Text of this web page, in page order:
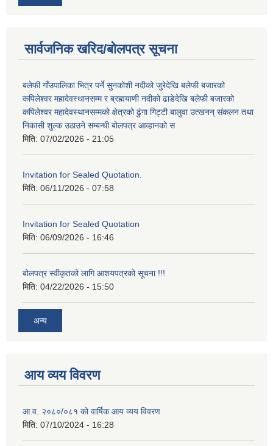
सार्वजनिक खरिद/बोलपत्र सूचना
बलेफी गाँउपालिका भित्र पर्ने सुनकोशी नदीको जुरेदेखि बलेफी बजारको
कपिलेश्वर महादेवस्थानसम्म र ब्रह्मयाणी नदीको ढाडेदेखि बलेफी बजारको
कपिलेश्वर महादेवस्थानसम्मको क्षेत्रको ढुंगा गिट्टी बालुवा उत्खनन् संकलन तथा
निकासी शुल्क उठाउने सम्बन्धी बोलपत्र आव्हानको स
मिति: 07/02/2026 - 21:05
Invitation for Sealed Quotation.
मिति: 06/11/2026 - 07:58
Invitation for Sealed Quotation
मिति: 06/09/2026 - 16:46
बोलपत्र स्वीकृतको लागि आशयपत्रको सूचना !!!
मिति: 04/22/2026 - 15:50
अन्य
आय व्यय विवरण
आ.व. २०८०/०८१ को वार्षिक आय व्यय विवरण
मिति: 07/10/2024 - 16:28